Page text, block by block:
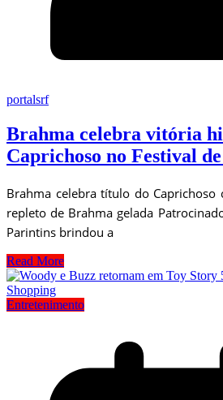
portalsrf
Brahma celebra vitória
Caprichoso no Festival
Brahma celebra título do
repleto de Brahma gelada
Parintins brindou a
Read More
Entretenimento